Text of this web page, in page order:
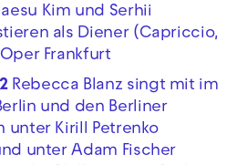
Kim und Serhii
als Diener (Capriccio,
Frankfurt
Rebecca Blanz singt mit im
und den Berliner
unter Kirill Petrenko
unter Adam Fischer